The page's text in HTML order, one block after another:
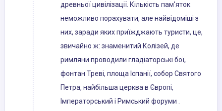
древньої цивілізації. Кількість пам'яток
неможливо порахувати, але найвідоміші з
них, заради яких приїжджають туристи, це,
звичайно ж: знаменитий Колізей, де
римляни проводили гладіаторські бої,
фонтан Треві, площа Іспанії, собор Святого
Петра, найбільша церква в Європі,
Імператорський і Римський форуми .